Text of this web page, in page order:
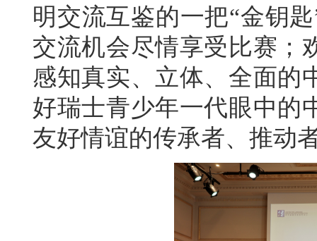
明交流互鉴的一把“金钥
交流机会尽情享受比赛；
感知真实、立体、全面的
好瑞士青少年一代眼中的
友好情谊的传承者、推动